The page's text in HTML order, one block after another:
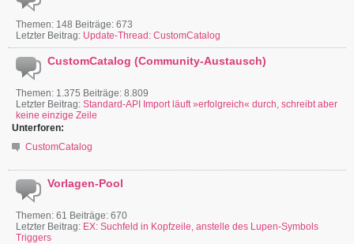
Themen: 148 Beiträge: 673
Letzter Beitrag: Update-Thread: CustomCatalog
CustomCatalog (Community-Austausch)
Themen: 1.375 Beiträge: 8.809
Letzter Beitrag: Standard-API Import läuft »erfolgreich« durch, schreibt aber
keine einzige Zeile
Unterforen:
CustomCatalog
Vorlagen-Pool
Themen: 61 Beiträge: 670
Letzter Beitrag: EX: Suchfeld in Kopfzeile, anstelle des Lupen-Symbols
Triggers